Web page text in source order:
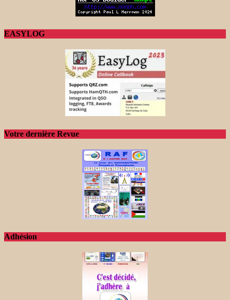
EASYLOG
Votre dernière Revue
Adhésion